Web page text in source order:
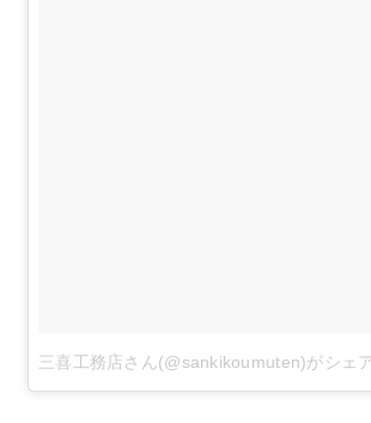
三喜工務店さん(@sankikoumuten)がシェ